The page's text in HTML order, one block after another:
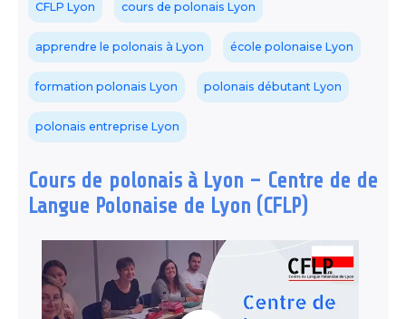
CFLP Lyon cours de polonais Lyon
apprendre le polonais à Lyon école polonaise Lyon
formation polonais Lyon polonais débutant Lyon
polonais entreprise Lyon
Cours de polonais à Lyon – Centre de de
Langue Polonaise de Lyon (CFLP)